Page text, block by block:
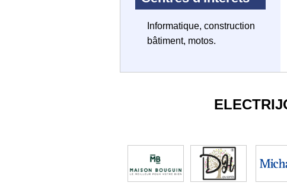
Informatique, construction
bâtiment, motos.